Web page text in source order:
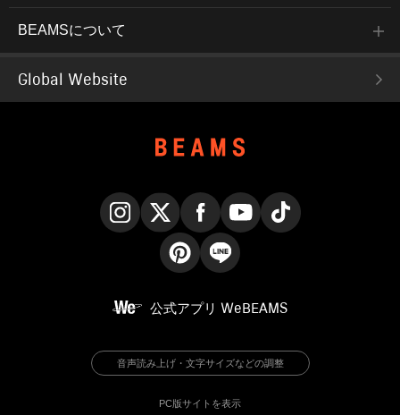
BEAMSについて
Global Website
公式アプリ WeBEAMS
音声読み上げ・文字サイズなどの調整
PC版サイトを表示